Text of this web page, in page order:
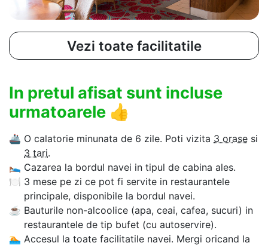
Vezi toate facilitatile
In pretul afisat sunt incluse
urmatoarele 👍
🚢 O calatorie minunata de 6 zile. Poti vizita 3 orase si
3 tari.
🛌 Cazarea la bordul navei in tipul de cabina ales.
🍽 3 mese pe zi ce pot fi servite in restaurantele
principale, disponibile la bordul navei.
☕ Bauturile non-alcoolice (apa, ceai, cafea, sucuri) in
restaurantele de tip bufet (cu autoservire).
🏊‍ Accesul la toate facilitatile navei. Mergi oricand la